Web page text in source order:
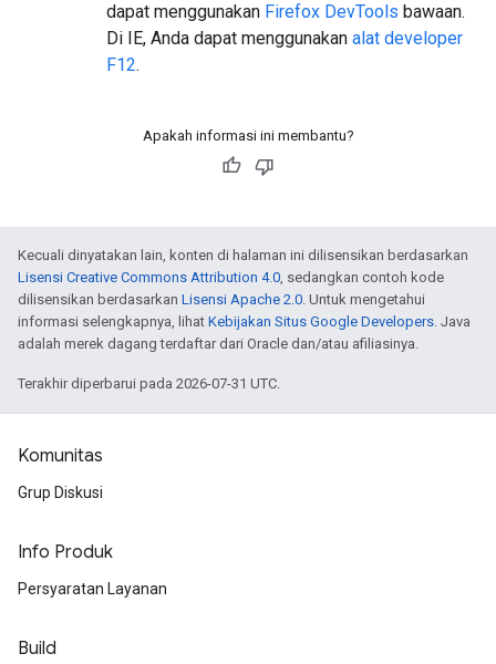
dapat menggunakan Firefox DevTools bawaan.
Di IE, Anda dapat menggunakan alat developer
F12.
Apakah informasi ini membantu?
Kecuali dinyatakan lain, konten di halaman ini dilisensikan berdasarkan
Lisensi Creative Commons Attribution 4.0, sedangkan contoh kode
dilisensikan berdasarkan Lisensi Apache 2.0. Untuk mengetahui
informasi selengkapnya, lihat Kebijakan Situs Google Developers. Java
adalah merek dagang terdaftar dari Oracle dan/atau afiliasinya.
Terakhir diperbarui pada 2026-07-31 UTC.
Komunitas
Grup Diskusi
Info Produk
Persyaratan Layanan
Build